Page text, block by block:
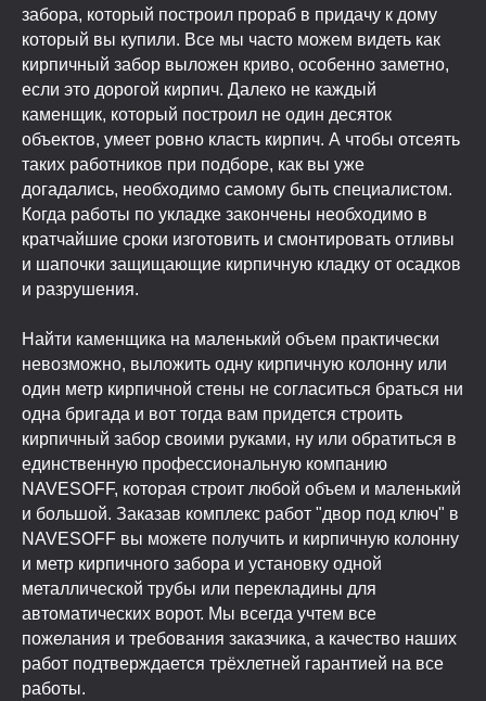
забора, который построил прораб в придачу к дому
который вы купили. Все мы часто можем видеть как
кирпичный забор выложен криво, особенно заметно,
если это дорогой кирпич. Далеко не каждый
каменщик, который построил не один десяток
объектов, умеет ровно класть кирпич. А чтобы отсеять
таких работников при подборе, как вы уже
догадались, необходимо самому быть специалистом.
Когда работы по укладке закончены необходимо в
кратчайшие сроки изготовить и смонтировать отливы
и шапочки защищающие кирпичную кладку от осадков
и разрушения.
Найти каменщика на маленький объем практически
невозможно, выложить одну кирпичную колонну или
один метр кирпичной стены не согласиться браться ни
одна бригада и вот тогда вам придется строить
кирпичный забор своими руками, ну или обратиться в
единственную профессиональную компанию
NAVESOFF, которая строит любой объем и маленький
и большой. Заказав комплекс работ "двор под ключ" в
NAVESOFF вы можете получить и кирпичную колонну
и метр кирпичного забора и установку одной
металлической трубы или перекладины для
автоматических ворот. Мы всегда учтем все
пожелания и требования заказчика, а качество наших
работ подтверждается трёхлетней гарантией на все
работы.